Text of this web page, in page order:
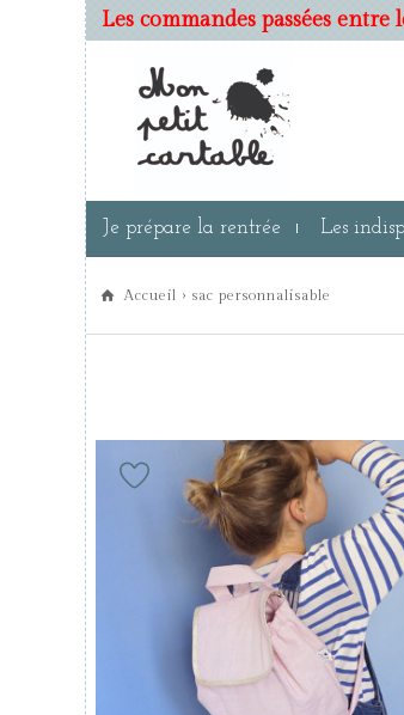
Les commandes passées
Je prépare la rentrée Les
Accueil › sac personnalisable